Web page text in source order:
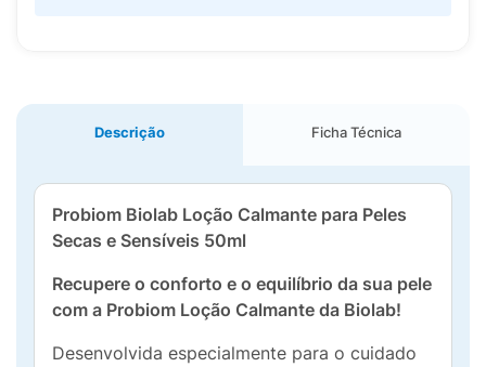
Descrição Ficha Técnica
Probiom Biolab Loção Calmante para Peles
Secas e Sensíveis 50ml
Recupere o conforto e o equilíbrio da sua pele
com a Probiom Loção Calmante da Biolab!
Desenvolvida especialmente para o cuidado